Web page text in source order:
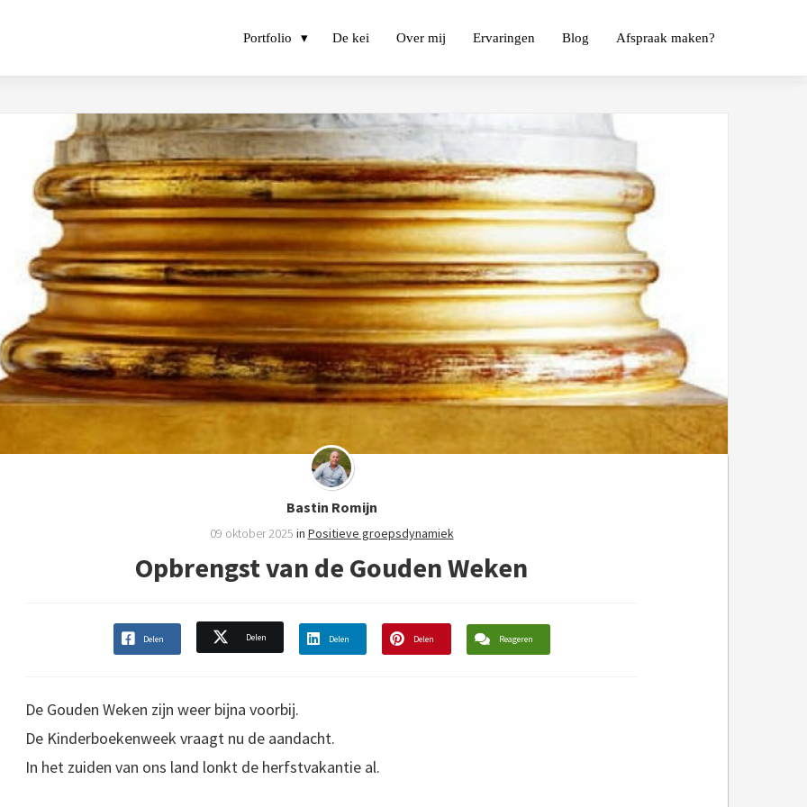
Portfolio De kei Over mij Ervaringen Blog Afspraak maken?
Bastin Romijn
09 oktober 2025 in Positieve groepsdynamiek
Opbrengst van de Gouden Weken
Delen Delen Delen Delen Reageren
De Gouden Weken zijn weer bijna voorbij.
De Kinderboekenweek vraagt nu de aandacht.
In het zuiden van ons land lonkt de herfstvakantie al.